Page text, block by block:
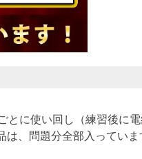
とに使い回し（練習後に
、問題分全部入っていま